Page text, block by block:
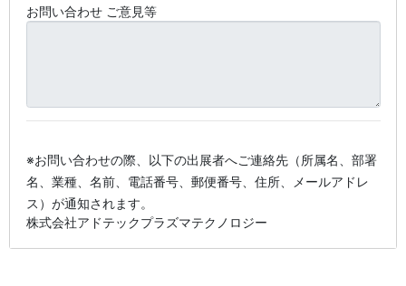
お問い合わせ ご意見等
※お問い合わせの際、以下の出展者へご連絡先（所属名、部署
名、業種、名前、電話番号、郵便番号、住所、メールアドレ
ス）が通知されます。
株式会社アドテックプラズマテクノロジー